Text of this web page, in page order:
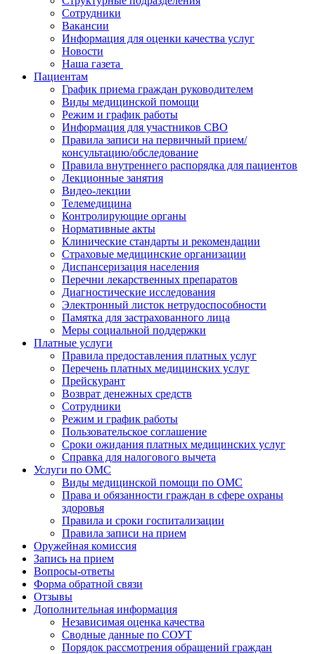
Сотрудники
Вакансии
Информация для оценки качества услуг
Новости
​​Наша газета
Пациентам
График приема граждан руководителем
Виды медицинской помощи
Режим и график работы
Информация для участников СВО
Правила записи на первичный прием/
консультацию/обследование
Правила внутреннего распорядка для пациентов
Лекционные занятия
Видео-лекции
Телемедицина
Контролирующие органы
Нормативные акты
Клинические стандарты и рекомендации
Страховые медицинские организации
Диспансеризация населения
Перечни лекарственных препаратов
Диагностические исследования
Электронный листок нетрудоспособности
Памятка для застрахованного лица
Меры социальной поддержки
Платные услуги
Правила предоставления платных услуг
Перечень платных медицинских услуг
Прейскурант
Возврат денежных средств
Сотрудники
Режим и график работы
Пользовательское соглашение
Сроки ожидания платных медицинских услуг
Справка для налогового вычета
Услуги по ОМС
Виды медицинской помощи по ОМС
Права и обязанности граждан в сфере охраны
здоровья
Правила и сроки госпитализации
Правила записи на прием
Оружейная комиссия
Запись на прием
Вопросы-ответы
Форма обратной связи
Отзывы
Дополнительная информация
Независимая оценка качества
Сводные данные по СОУТ
Порядок рассмотрения обращений граждан